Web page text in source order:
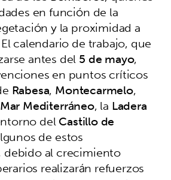
en función de la
y la proximidad a
calendario de trabajo, que
antes del5 de mayo,
en puntos críticos
Rabesa, Montecarmelo,
Mar Mediterráneo, la Ladera
delCastillo de
de estos
debido al crecimiento
realizarán refuerzos